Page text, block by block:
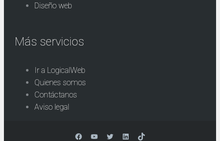
Diseño web
Más servicios
Ir a LogicalWeb
Quienes somos
Contáctanos
Aviso legal
Facebook YouTube Twitter LinkedIn TikTok